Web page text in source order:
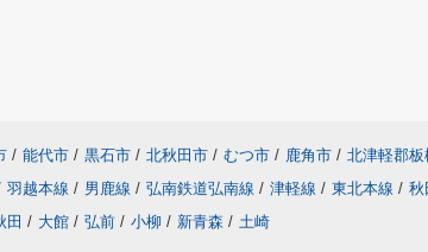
/ 能代市 / 黒石市 / 北秋田市 / むつ市 / 鹿角市 / 北津軽郡板
羽越本線 / 男鹿線 / 弘南鉄道弘南線 / 津軽線 / 東北本線 / 秋
田 / 大館 / 弘前 / 小柳 / 新青森 / 土崎